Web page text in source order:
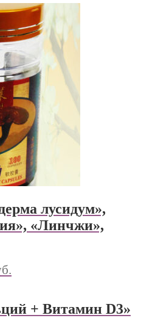
лусидум»,
«Линчжи»,
+ Витамин D3»